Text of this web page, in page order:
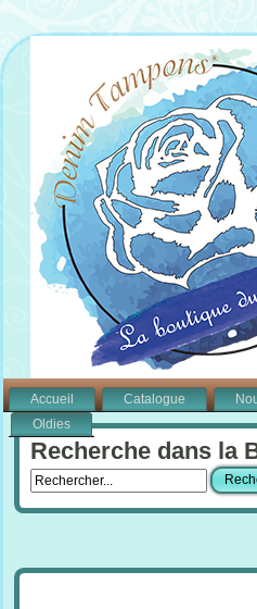
Accueil Catalogue
Oldies
Recherche dans la